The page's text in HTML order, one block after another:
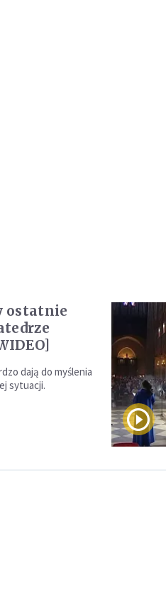
ostatnie
dają do myślenia
sytuacji.